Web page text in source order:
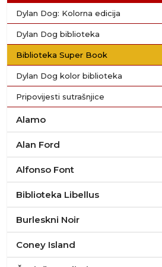
Dylan Dog: Kolorna edicija
Dylan Dog biblioteka
Biblioteka Super Book
Dylan Dog kolor biblioteka
Pripovijesti sutrašnjice
Alamo
Alan Ford
Alfonso Font
Biblioteka Libellus
Burleskni Noir
Coney Island